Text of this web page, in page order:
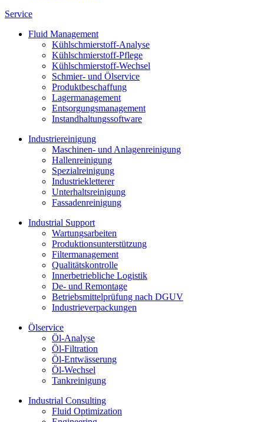
Service
Fluid Management
Kühlschmierstoff-Analyse
Kühlschmierstoff-Pflege
Kühlschmierstoff-Wechsel
Schmier- und Ölservice
Produktbeschaffung
Lagermanagement
Entsorgungs­management
Instandhaltungs­software
Industriereinigung
Maschinen- und Anlagenreinigung
Hallenreinigung
Spezialreinigung
Industriekletterer
Unterhaltsreinigung
Fassadenreinigung
Industrial Support
Wartungsarbeiten
Produktions­unterstützung
Filtermanagement
Qualitätskontrolle
Innerbetriebliche Logistik
De- und Remontage
Betriebsmittelprüfung nach DGUV
Industrieverpackungen
Ölservice
Öl-Analyse
Öl-Filtration
Öl-Entwässerung
Öl-Wechsel
Tankreinigung
Industrial Consulting
Fluid Optimization